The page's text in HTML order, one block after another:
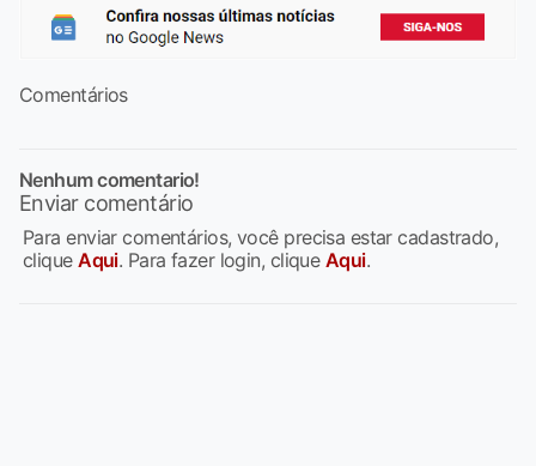
Comentários
Nenhum comentario!
Enviar comentário
Para enviar comentários, você precisa estar cadastrado,
cliqueAqui. Para fazer login, clique Aqui.